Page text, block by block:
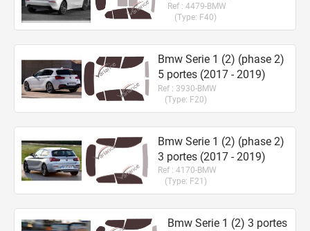
Ref : 4479-BMW
(Type: F40)
Bmw Serie 1 (2) (phase 2)
5 portes (2017 - 2019)
Ref : 3930-BMW
(Type: F20)
Bmw Serie 1 (2) (phase 2)
3 portes (2017 - 2019)
Ref :4170-BMW
(Type: F21 )
Bmw Serie 1 (2) 3 portes